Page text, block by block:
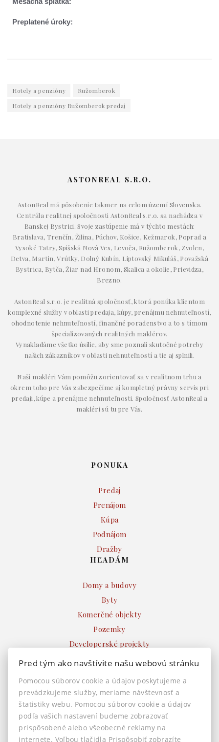
Hotely a penzióny
Ružomberok
Hotely a penzióny Ružomberok predaj
ASTONREAL S.R.O.
AstonReal má pôsobenie takmer na celom území Slovenska.
Centrála realitnej spoločnosti AstonReal s.r.o. sa nachádza v
Banskej Bystrici. Svoje zastúpenie má v týchto mestách:
Bratislava, Trenčín, Žilina, Púchov, Košice, Kežmarok, Poprad a
Vysoké Tatry, Spišská Nová Ves, Levoča, Ružomberok, Zvolen,
Detva, Martin, Vrútky, Dolný Kubín, Liptovský Mikuláš, Považská
Bystrica, Bytča, Žiar nad Hronom, Skalica a okolie, Prievidza,
Brezno.
AstonReal s.r.o. je realitná spoločnosť, ktorá ponúka klientom
komplexné služby v oblasti predaja, kúpy, prenájmu nehnuteľností,
ohodnotenie nehnuteľností, finančné poradenstvo a to s tímom
špecializovaných realitných maklérov.
Vynakladáme všetko úsilie, aby sme poznali skutočné potreby
našich zákazníkov v oblasti nehnuteľností a tie aj splnili.
Naši makléri Vám pomôžu zorientovať sa v realitnom trhu a
okrem toho pre Vás zabezpečíme aj kompletný právny servis pri
predaji, kúpe a prenájme nehnuteľnosti. Spoločnosť AstonReal a
makléri sú tu pre Vás.
PONUKA
Predaj
Prenájom
Kúpa
Podnájom
Dražby
HĽADÁM
Domy a budovy
Byty
Komerčné objekty
Pozemky
Developerské projekty
Ostatné
INFO
Makléri
Napíšte nám
Kontakt
Nastavenie cookies
Pred tým ako navštívite našu webovú stránku
Pomocou súborov cookie a údajov poskytujeme a
prevádzkujeme služby, meriame návštevnosť a
štatistiky webu. Pomocou súborov cookie a údajov
podľa vašich nastavení budeme zobrazovať
prispôsobené alebo všeobecné reklamy na
internete. Voľbou tlačidla Prispôsobiť zobrazíte